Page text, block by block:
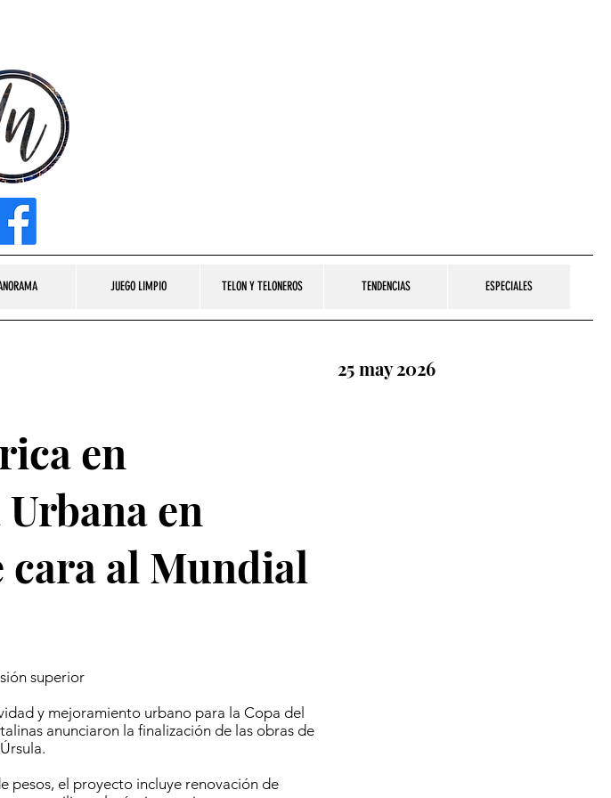
JUEGO LIMPIO TELON Y TELONEROS TENDENCIAS ESPECIALES
25 may 2026
en
en
cara al Mundial
superior
y mejoramiento urbano para la Copa del
anunciaron la finalización de las obras de
pesos, el proyecto incluye renovación de